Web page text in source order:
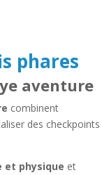
phares
aventure
combinent
des checkpoints
et physique et